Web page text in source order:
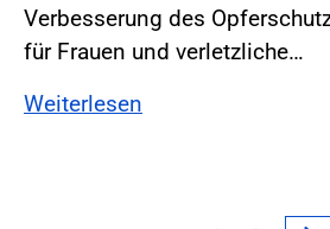
Verbesserung des
für Frauen und verletzliche…
Weiterlesen